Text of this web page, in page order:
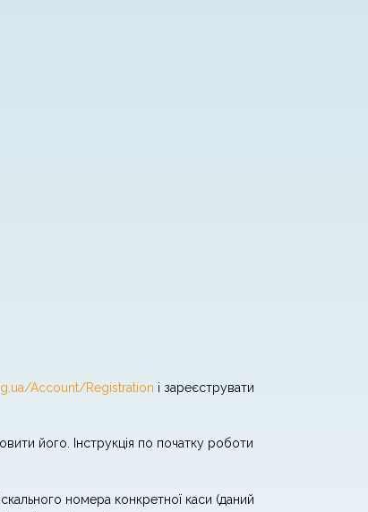
Account/Registration і зареєструвати
його. Інструкція по початку роботи
номера конкретної каси (даний